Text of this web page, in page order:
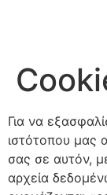
Για να
ιστότοπου μας
σας σε αυτόν,
αρχεία